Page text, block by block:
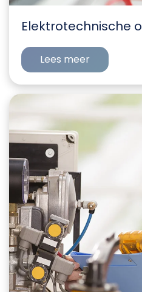
Elektrotechnische
Lees meer